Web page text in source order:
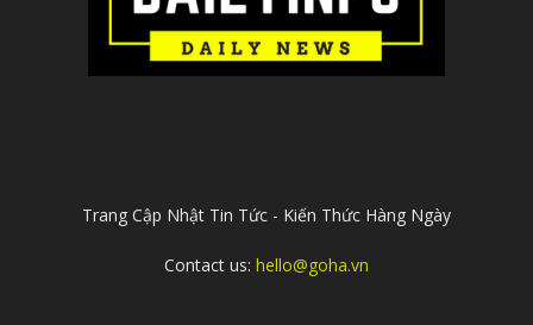
Trang Cập Nhật Tin Tức - Kiến Thức Hàng Ngày
Contact us: hello@goha.vn